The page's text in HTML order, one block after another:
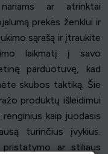
ar atrinktai
prekės ženklui ir
sąrašą ir įtraukite
laikmatį į savo
parduotuvę, kad
skubos taktiką. Šie
produktų išleidimui
kaip juodasis
turinčius įvykius.
ar stiliaus